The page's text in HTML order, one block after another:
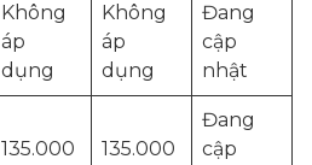
Không
áp
dụng
Không
áp
dụng
Đang
cập
nhật
135.000 135.000
Đang
cập